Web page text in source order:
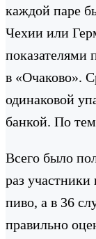
каждой паре
Чехии или
показателями
в «Очаково».
одинаковой
банкой. По
Всего было
раз участники
пиво, а в 36
правильно